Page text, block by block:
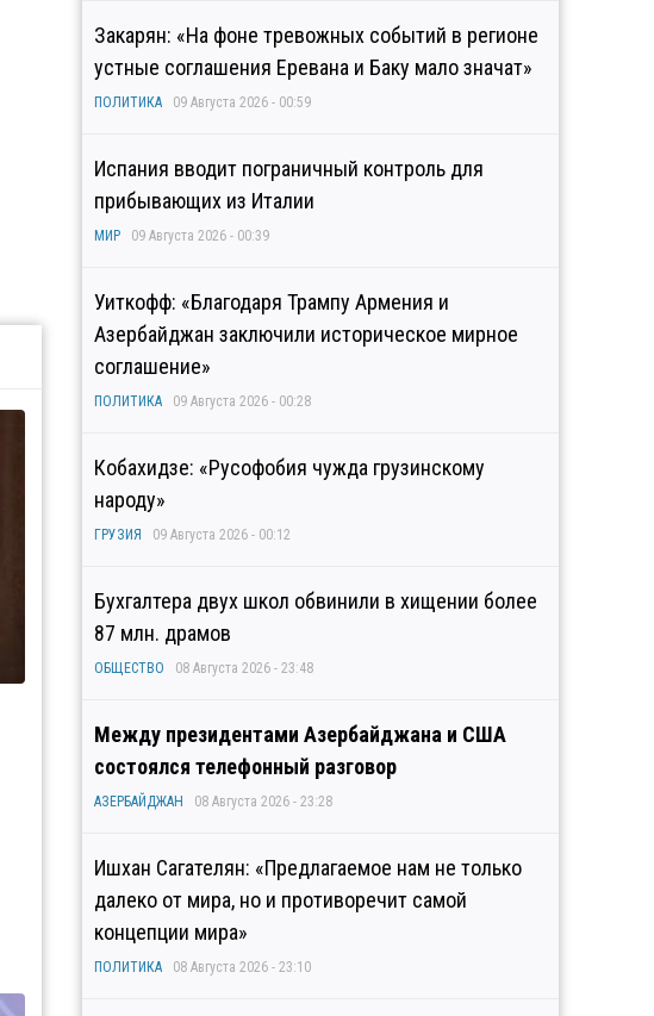
Закарян: «На фоне тревожных событий в регионе
устные соглашения Еревана и Баку мало значат»
ПОЛИТИКА 09 Августа 2026 - 00:59
Испания вводит пограничный контроль для
прибывающих из Италии
МИР 09 Августа 2026 - 00:39
Уиткофф: «Благодаря Трампу Армения и
Азербайджан заключили историческое мирное
соглашение»
ПОЛИТИКА 09 Августа 2026 - 00:28
Кобахидзе: «Русофобия чужда грузинскому
народу»
ГРУЗИЯ 09 Августа 2026 - 00:12
Бухгалтера двух школ обвинили в хищении более
87 млн. драмов
ОБЩЕСТВО 08 Августа 2026 - 23:48
Между президентами Азербайджана и США
состоялся телефонный разговор
АЗЕРБАЙДЖАН 08 Августа 2026 - 23:28
Ишхан Сагателян: «Предлагаемое нам не только
далеко от мира, но и противоречит самой
концепции мира»
ПОЛИТИКА 08 Августа 2026 - 23:10